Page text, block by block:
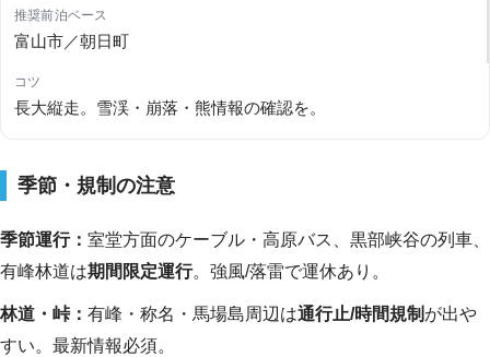
富山市／朝日町
長大縦走。雪渓・崩落・熊情報の確認を。
季節・規制の注意
季節運行： 室堂方面のケーブル・高原バス、黒部峡谷の列車、
有峰林道は期間限定運行。強風/落雷で運休あり。
林道・峠： 有峰・称名・馬場島周辺は通行止/時間規制 が出や
すい。最新情報必須。